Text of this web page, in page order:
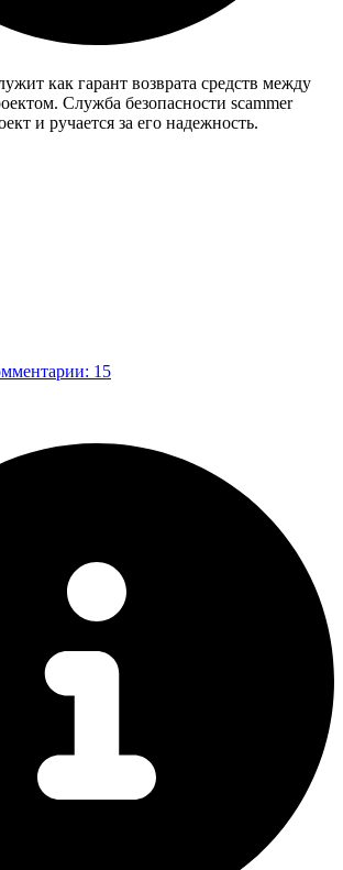
как гарант возврата средств между
Служба безопасности scammer
и ручается за его надежность.
15